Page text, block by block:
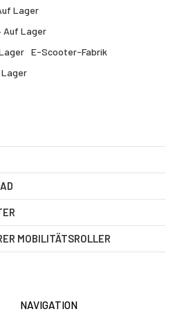
Lager
Auf Lager
E-Scooter-Fabrik
MOBILITÄTSROLLER
NAVIGATION